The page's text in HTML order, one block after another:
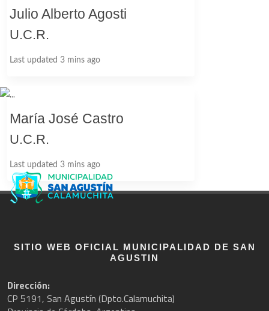
Julio Alberto Agosti
U.C.R.
Last updated 3 mins ago
María José Castro
U.C.R.
Last updated 3 mins ago
SITIO WEB OFICIAL MUNICIPALIDAD DE SAN
AGUSTIN
Dirección:
CP 5191, San Agustín (Dpto.Calamuchita)